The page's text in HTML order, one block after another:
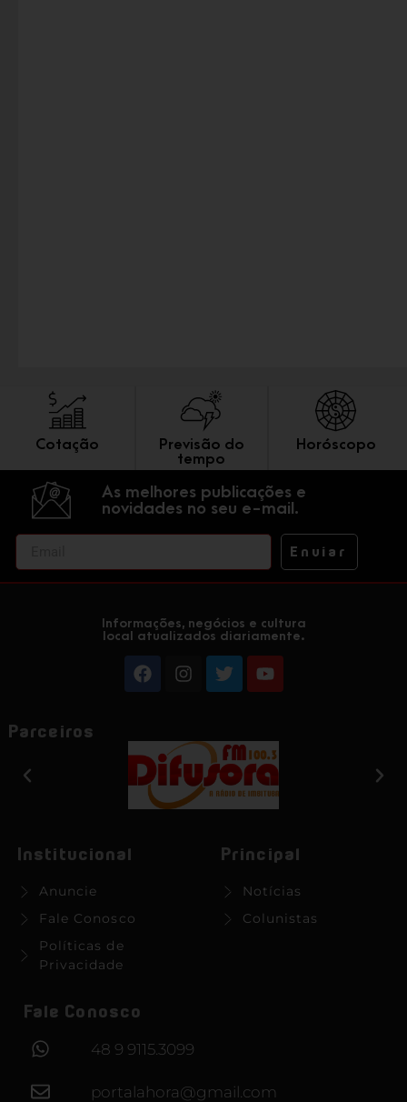
Cotação
Previsão do
tempo
Horóscopo
As melhores publicações e
novidades no seu e-mail.
Enviar
Informações, negócios e cultura
local atualizados diariamente.
Parceiros
Institucional
Anuncie
Fale Conosco
Políticas de
Privacidade
Principal
Notícias
Colunistas
Fale Conosco
48 9 9115.3099
portalahora@gmail.com